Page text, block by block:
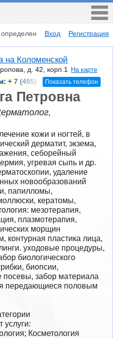
Вход Регистрация
на Коломенской
д. 42, корп.1
На карте
+ 7 (495) Показать телефон
Петровна
кожи и ногтей, в
дерматит, экзема,
себорейный
угревая сыпь и др.
удаление
новообразований
папилломы,
кератомы,
мезотерапия,
плазмотерапия,
морщин
контурная пластика лица,
уходовые процедуры,
биологического
биопсии,
посевы, забор материала
передающиеся половым
услуги:
Косметология